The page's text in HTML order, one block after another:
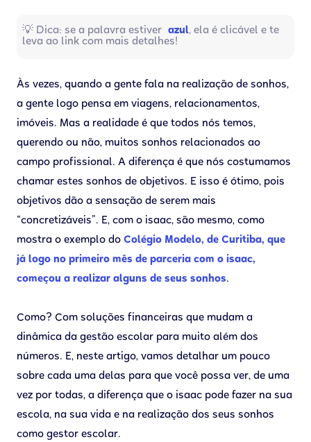
💡 Dica: se a palavra estiver azul, ela é clicável e te
leva ao link com mais detalhes!
Às vezes, quando a gente fala na realização de sonhos,
a gente logo pensa em viagens, relacionamentos,
imóveis. Mas a realidade é que todos nós temos,
querendo ou não, muitos sonhos relacionados ao
campo profissional. A diferença é que nós costumamos
chamar estes sonhos de objetivos. E isso é ótimo, pois
objetivos dão a sensação de serem mais
“concretizáveis”. E, com o isaac, são mesmo, como
mostra o exemplo do Colégio Modelo, de Curitiba, que
já logo no primeiro mês de parceria com o isaac,
começou a realizar alguns de seus sonhos.
Como? Com soluções financeiras que mudam a
dinâmica da gestão escolar para muito além dos
números. E, neste artigo, vamos detalhar um pouco
sobre cada uma delas para que você possa ver, de uma
vez por todas, a diferença que o isaac pode fazer na sua
escola, na sua vida e na realização dos seus sonhos
como gestor escolar.